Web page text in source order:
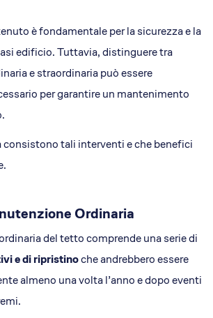
è fondamentale per la sicurezza e la
edificio. Tuttavia, distinguere tra
e straordinaria può essere
per garantire un mantenimento
consistono tali interventi e che benefici
Ordinaria
del tetto comprende una serie di
e di ripristinoche andrebbero essere
almeno una volta l’anno e dopo eventi